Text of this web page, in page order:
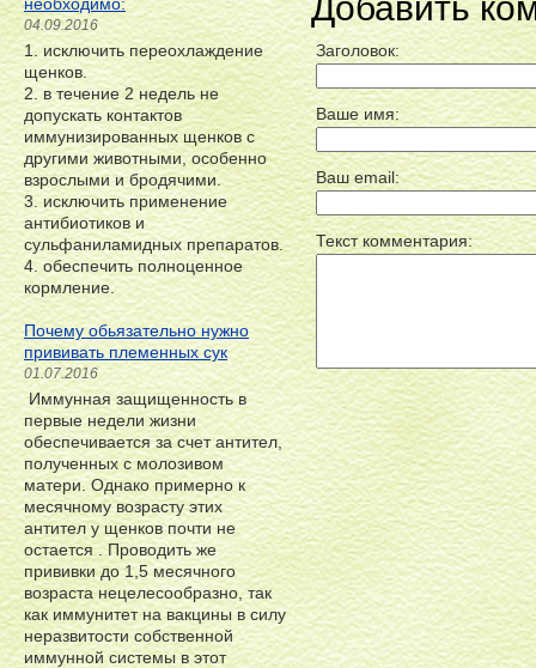
04.09.2016
1. исключить переохлаждение
щенков.
2. в течение 2 недель не
допускать контактов
иммунизированных щенков с
другими животными, особенно
взрослыми и бродячими.
3. исключить применение
антибиотиков и
сульфаниламидных препаратов.
4. обеспечить полноценное
кормление.
Почему обьязательно нужно
прививать племенных сук
01.07.2016
Иммунная защищенность в
первые недели жизни
обеспечивается за счет антител,
полученных с молозивом
матери. Однако примерно к
месячному возрасту этих
антител у щенков почти не
остается . Проводить же
прививки до 1,5 месячного
возраста нецелесообразно, так
как иммунитет на вакцины в силу
неразвитости собственной
иммунной системы в этот
Заголовок:
Ваше имя:
Ваш email:
Текст комментария: